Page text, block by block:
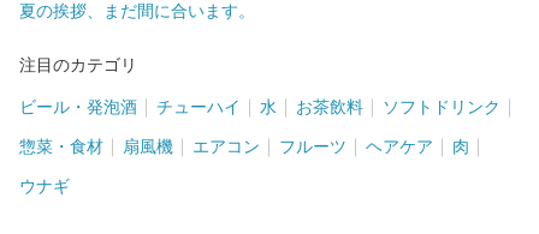
夏の挨拶、まだ間に合います。
注目のカテゴリ
ビール・発泡酒 チューハイ 水 お茶飲料 ソフトドリンク
惣菜・食材 扇風機 エアコン フルーツ ヘアケア 肉
ウナギ